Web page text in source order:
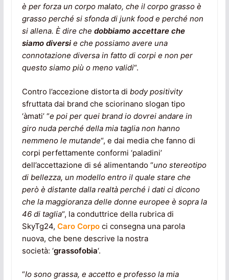
è per forza un corpo malato, che il corpo grasso è
grasso perché si sfonda di junk food e perché non
si allena. È dire che dobbiamo accettare che
siamo diversi e che possiamo avere una
connotazione diversa in fatto di corpi e non per
questo siamo più o meno validi“.
Contro l’accezione distorta di body positivity
sfruttata dai brand che sciorinano slogan tipo
‘àmati’ “e poi per quei brand io dovrei andare in
giro nuda perché della mia taglia non hanno
nemmeno le mutande“, e dai media che fanno di
corpi perfettamente conformi ‘paladini’
dell’accettazione di sé alimentando “uno stereotipo
di bellezza, un modello entro il quale stare che
però è distante dalla realtà perché i dati ci dicono
che la maggioranza delle donne europee è sopra la
46 di taglia“, la conduttrice della rubrica di
SkyTg24, Caro Corpoci consegna una parola
nuova, che bene descrive la nostra
società: ‘grassofobia‘.
“Io sono grassa, e accetto e professo la mia